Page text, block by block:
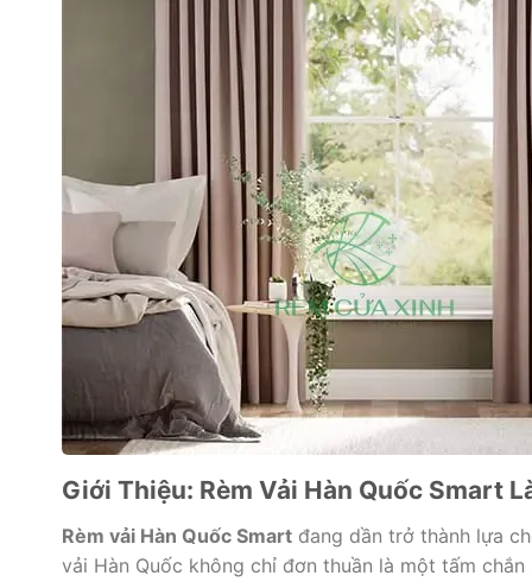
Giới Thiệu: Rèm Vải Hàn Quốc Smart
Rèm vải Hàn Quốc Smartđang dần trở thành lựa
vải Hàn Quốc không chỉ đơn thuần là một tấm